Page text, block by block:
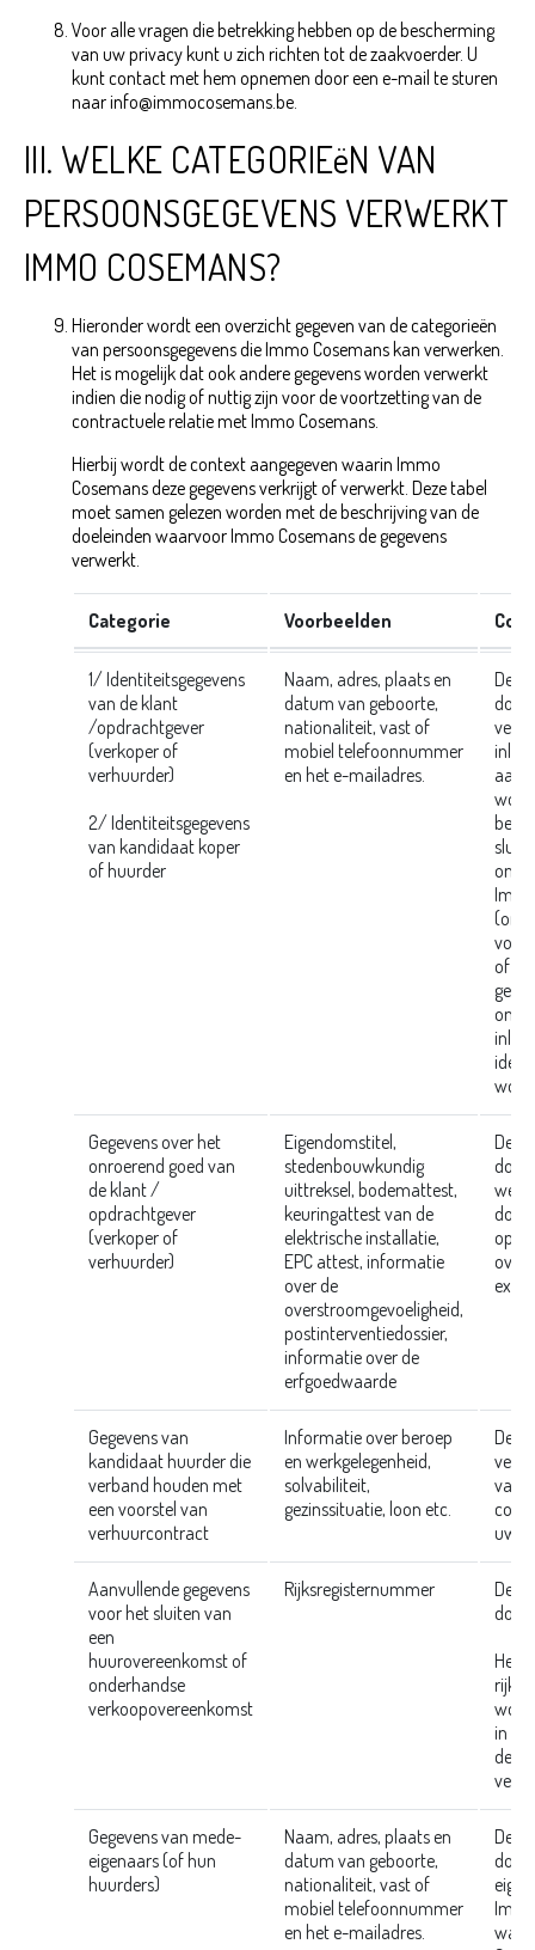
Voor alle vragen die betrekking hebben op de bescherming
van uw privacy kunt u zich richten tot de zaakvoerder. U
kunt contact met hem opnemen door een e-mail te sturen
naar info@immocosemans.be.
III. WELKE CATEGORIEëN VAN
PERSOONSGEGEVENS VERWERKT
IMMO COSEMANS?
Hieronder wordt een overzicht gegeven van de categorieën
van persoonsgegevens die Immo Cosemans kan verwerken.
Het is mogelijk dat ook andere gegevens worden verwerkt
indien die nodig of nuttig zijn voor de voortzetting van de
contractuele relatie met Immo Cosemans.
Hierbij wordt de context aangegeven waarin Immo
Cosemans deze gegevens verkrijgt of verwerkt. Deze tabel
moet samen gelezen worden met de beschrijving van de
doeleinden waarvoor Immo Cosemans de gegevens
verwerkt.
Categorie Voorbeelden
1/ Identiteitsgegevens
van de klant
/opdrachtgever
(verkoper of
verhuurder)
2/ Identiteitsgegevens
van kandidaat koper
of huurder
Naam, adres, plaats en
datum van geboorte,
nationaliteit, vast of
mobiel telefoonnummer
en het e-mailadres.
door
sluit
om
voor
of
Gegevens over het
onroerend goed van
de klant /
opdrachtgever
(verkoper of
verhuurder)
Eigendomstitel,
stedenbouwkundig
uittreksel, bodemattest,
keuringattest van de
elektrische installatie,
EPC attest, informatie
over de
overstroomgevoeligheid,
postinterventiedossier,
informatie over de
erfgoedwaarde
door
wel
door
Gegevens van
kandidaat huurder die
verband houden met
een voorstel van
verhuurcontract
Informatie over beroep
en werkgelegenheid,
solvabiliteit,
gezinssituatie, loon etc.
van
uw
Aanvullende gegevens
voor het sluiten van
een
huurovereenkomst of
onderhandse
verkoopovereenkomst
Rijksregisternummer
door
Het
in de
de
Gegevens van mede-
eigenaars (of hun
huurders)
Naam, adres, plaats en
datum van geboorte,
nationaliteit, vast of
mobiel telefoonnummer
en het e-mailadres.
door